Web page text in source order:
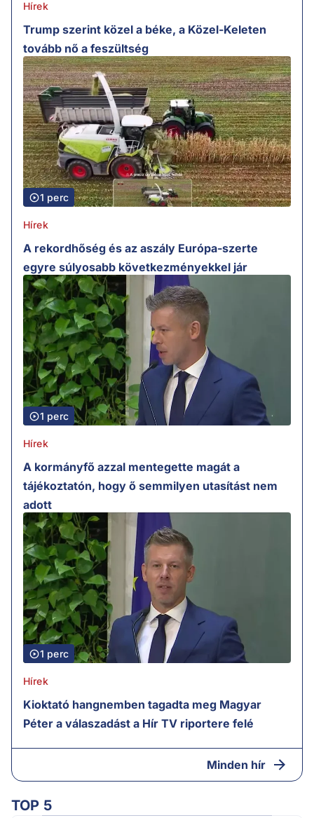
Hírek
Trump szerint közel a béke, a Közel-Keleten
tovább nő a feszültség
1 perc
Hírek
A rekordhőség és az aszály Európa-szerte
egyre súlyosabb következményekkel jár
1 perc
Hírek
A kormányfő azzal mentegette magát a
tájékoztatón, hogy ő semmilyen utasítást nem
adott
1 perc
Hírek
Kioktató hangnemben tagadta meg Magyar
Péter a válaszadást a Hír TV riportere felé
Minden hír
TOP 5